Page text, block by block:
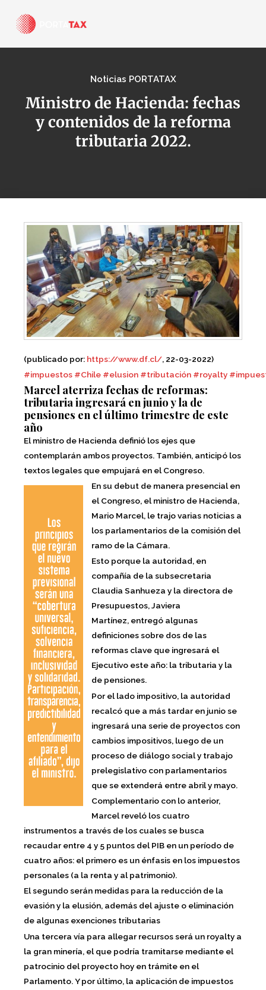
Noticias PORTATAX
Ministro de Hacienda: fechas
y contenidos de la reforma
tributaria 2022.
(publicado por: https://www.df.cl/, 22-03-2022)
#impuestos #Chile #elusion #tributación #royalty
Marcel aterriza fechas de reformas:
tributaria ingresará en junio y la de
pensiones en el último trimestre de este
año
El ministro de Hacienda definió los ejes que
contemplarán ambos proyectos. También, anticipó los
textos legales que empujará en el Congreso.
En su debut de manera presencial en
el Congreso, el ministro de Hacienda,
Mario Marcel, le trajo varias noticias a
los parlamentarios de la comisión del
ramo de la Cámara.
Esto porque la autoridad, en
compañía de la subsecretaria
Claudia Sanhueza y la directora de
Presupuestos, Javiera
Martínez, entregó algunas
definiciones sobre dos de las
reformas clave que ingresará el
Ejecutivo este año: la tributaria y la
de pensiones.
Por el lado impositivo, la autoridad
recalcó que a más tardar en junio se
ingresará una serie de proyectos con
cambios impositivos, luego de un
proceso de diálogo social y trabajo
prelegislativo con parlamentarios
que se extenderá entre abril y mayo.
Complementario con lo anterior,
Marcel reveló los cuatro
instrumentos a través de los cuales se busca
recaudar entre 4 y 5 puntos del PIB en un período de
cuatro años: el primero es un énfasis en los impuestos
personales (a la renta y al patrimonio).
El segundo serán medidas para la reducción de la
evasión y la elusión, además del ajuste o eliminación
de algunas exenciones tributarias
Una tercera vía para allegar recursos será un royalty a
la gran minería, el que podría tramitarse mediante el
patrocinio del proyecto hoy en trámite en el
Parlamento. Y por último, la aplicación de impuestos